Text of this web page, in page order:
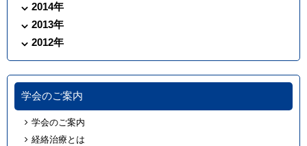
2014年
2013年
2012年
学会のご案内
学会のご案内
経絡治療とは